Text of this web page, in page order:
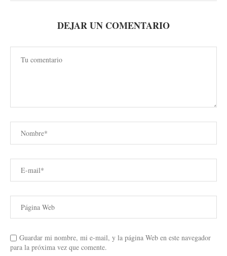
DEJAR UN COMENTARIO
Guardar mi nombre, mi e-mail, y la página Web en este navegador
para la próxima vez que comente.